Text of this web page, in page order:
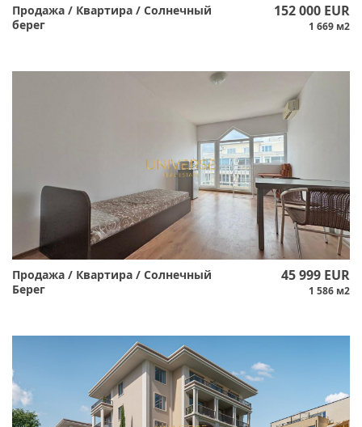
Продажа / Квартира / Солнечный
берег
152 000 EUR
1 669 м2
Продажа / Квартира / Солнечный
Берег
45 999 EUR
1 586 м2